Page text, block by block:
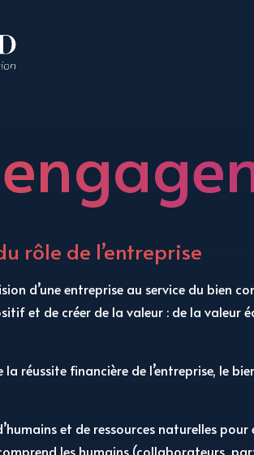
rôle de l’entreprise
d’une entreprise au service du bien
et de créer de la valeur : de la valeur
la réussite financière de l’entreprise, le
et de ressources naturelles
les humains (collaborateurs,